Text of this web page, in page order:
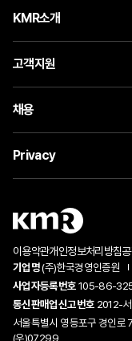
KMR소개
고객지원
채용
Privacy
이용약관개인정보처리방침
기업명(주)한국경영인증원
사업자등록번호105-86-
통신판매업신고번호 2012-
서울특별시 영등포구 경인로
(우)07299